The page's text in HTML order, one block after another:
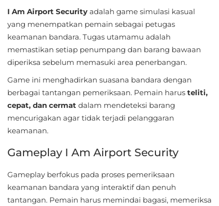
Sports
Standalone
Driven
Strategi
Trivia
Word
Apps
Art
I Am Airport Security adalah game simulasi kasual
yang menempatkan pemain sebagai petugas
keamanan bandara. Tugas utamamu adalah
memastikan setiap penumpang dan barang bawaan
diperiksa sebelum memasuki area penerbangan.
Game ini menghadirkan suasana bandara dengan
berbagai tantangan pemeriksaan. Pemain harus teliti,
cepat, dan cermat dalam mendeteksi barang
mencurigakan agar tidak terjadi pelanggaran
keamanan.
Gameplay I Am Airport Security
Gameplay berfokus pada proses pemeriksaan
keamanan bandara yang interaktif dan penuh
tantangan. Pemain harus memindai bagasi, memeriksa